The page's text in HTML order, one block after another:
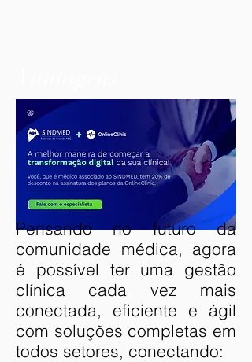
Pensando no futuro da
comunidade médica, agora
é possível ter uma gestão
clínica cada vez mais
conectada, eficiente e ágil
com soluções completas em
todos setores, conectando: